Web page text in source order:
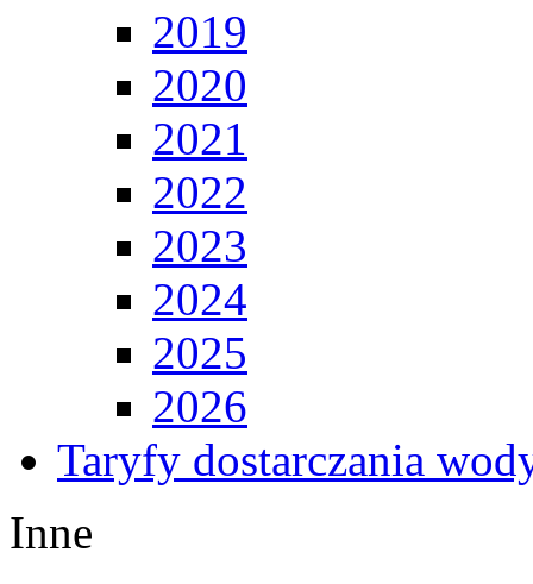
2019
2020
2021
2022
2023
2024
2025
2026
Taryfy dostarczania
Inne